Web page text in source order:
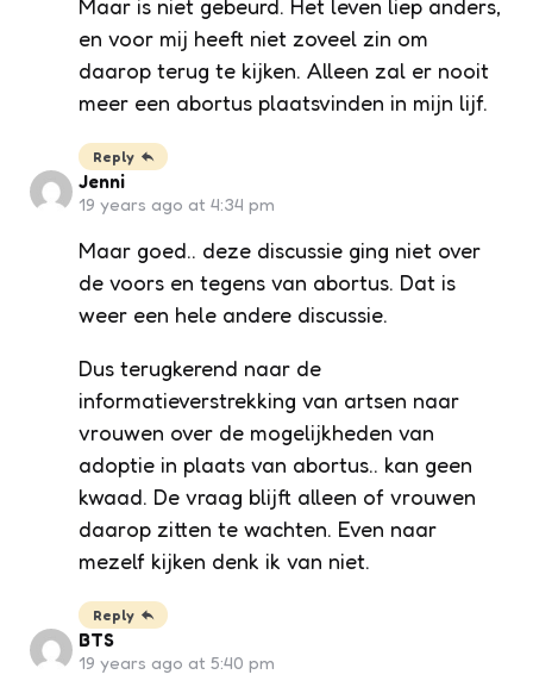
Maar is niet gebeurd. Het leven liep anders,
en voor mij heeft niet zoveel zin om
daarop terug te kijken. Alleen zal er nooit
meer een abortus plaatsvinden in mijn lijf.
Reply
Jenni
19 years ago at 4:34 pm
Maar goed.. deze discussie ging niet over
de voors en tegens van abortus. Dat is
weer een hele andere discussie.
Dus terugkerend naar de
informatieverstrekking van artsen naar
vrouwen over de mogelijkheden van
adoptie in plaats van abortus.. kan geen
kwaad. De vraag blijft alleen of vrouwen
daarop zitten te wachten. Even naar
mezelf kijken denk ik van niet.
Reply
BTS
19 years ago at 5:40 pm